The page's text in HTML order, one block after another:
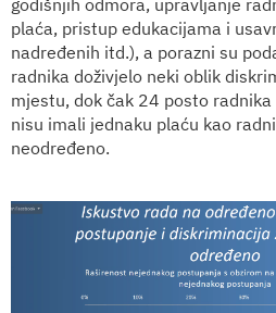
plaća, pristup edukacijama i
nadređenih itd.), a porazni su
radnika doživjelo neki oblik
mjestu, dok čak 24 posto
nisu imali jednaku plaću kao
neodređeno.